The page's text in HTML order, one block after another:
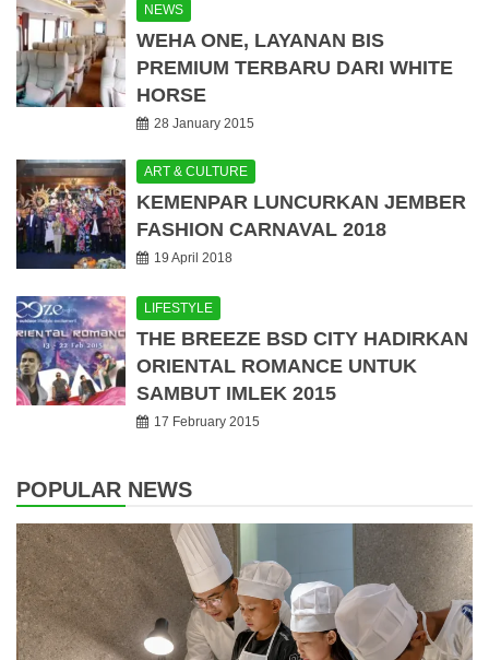
NEWS
WEHA ONE, LAYANAN BIS
PREMIUM TERBARU DARI WHITE
HORSE
28 January 2015
ART & CULTURE
KEMENPAR LUNCURKAN JEMBER
FASHION CARNAVAL 2018
19 April 2018
LIFESTYLE
THE BREEZE BSD CITY HADIRKAN
ORIENTAL ROMANCE UNTUK
SAMBUT IMLEK 2015
17 February 2015
POPULAR NEWS